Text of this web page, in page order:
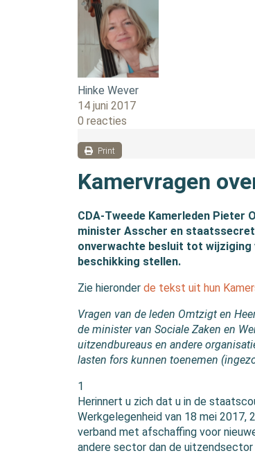
Hinke Wever
14 juni 2017
0 reacties
Print
Kamervragen
CDA-Tweede Kamerleden Pieter
minister Asscher en
onverwachte besluit tot wijziging
beschikking stellen.
Zie hieronder de tekst uit hun
Vragen van de leden Omtzigt en
de minister van Sociale Zaken en
uitzendbureaus en andere
lasten fors kunnen toenemen
1
Herinnert u zich dat u in de
Werkgelegenheid van 18 mei
verband met afschaffing voor
andere sector dan de